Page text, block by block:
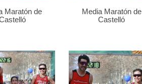
Maratón de
Media Maratón de
Castelló